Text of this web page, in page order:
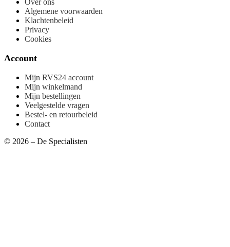
Over ons
Algemene voorwaarden
Klachtenbeleid
Privacy
Cookies
Account
Mijn RVS24 account
Mijn winkelmand
Mijn bestellingen
Veelgestelde vragen
Bestel- en retourbeleid
Contact
© 2026 – De Specialisten